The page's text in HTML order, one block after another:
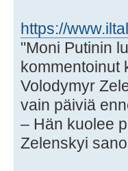
https://
"Moni Putinin
kommentoinut
Volodymyr
vain päiviä
– Hän kuolee
Zelenskyi